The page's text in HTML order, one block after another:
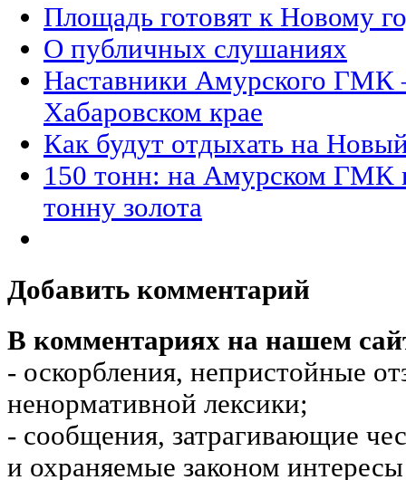
Площадь готовят к Новому
О публичных слушаниях
Наставники Амурского ГМК
Хабаровском крае
Как будут отдыхать на
150 тонн: на Амурском ГМК
тонну золота
Добавить комментарий
В комментариях на нашем
- оскорбления, непристойные
ненормативной лексики;
- сообщения, затрагивающие
и охраняемые законом